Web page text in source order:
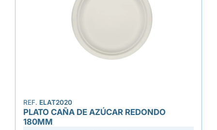
REF. ELAT2020
PLATO CAÑA DE AZÚCAR REDONDO
180MM